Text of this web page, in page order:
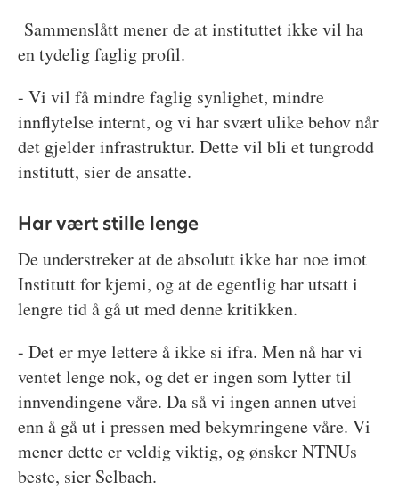
Sammenslått mener de at instituttet ikke vil ha
en tydelig faglig profil.
- Vi vil få mindre faglig synlighet, mindre
innflytelse internt, og vi har svært ulike behov når
det gjelder infrastruktur. Dette vil bli et tungrodd
institutt, sier de ansatte.
Har vært stille lenge
De understreker at de absolutt ikke har noe imot
Institutt for kjemi, og at de egentlig har utsatt i
lengre tid å gå ut med denne kritikken.
- Det er mye lettere å ikke si ifra. Men nå har vi
ventet lenge nok, og det er ingen som lytter til
innvendingene våre. Da så vi ingen annen utvei
enn å gå ut i pressen med bekymringene våre. Vi
mener dette er veldig viktig, og ønsker NTNUs
beste, sier Selbach.